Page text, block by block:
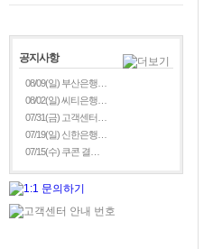
공지사항
08/09(일) 부산은행…
08/02(일) 씨티은행…
07/31(금) 고객센터…
07/19(일) 신한은행…
07/15(수) 쿠콘 결…